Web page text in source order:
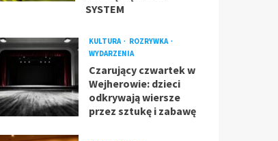
SYSTEM
KULTURA
ROZRYWKA
WYDARZENIA
Czarujący czwartek w
Wejherowie: dzieci
odkrywają wiersze
przez sztukę i zabawę